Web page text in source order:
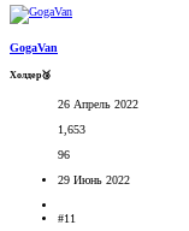
GogaVan
Холдер🥉
26 Апрель 2022
1,653
96
29 Июнь 2022
#11